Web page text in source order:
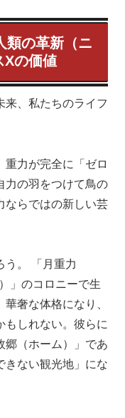
類の革新（ニ
Xの価値
来、私たちのライフ
重力が完全に「ゼロ
力の羽をつけて鳥の
ならではの新しい芸
う。 「月重力
」のコロニーで生
奢な体格になり、
もしれない。彼らに
郷（ホーム）」であ
きない観光地」にな